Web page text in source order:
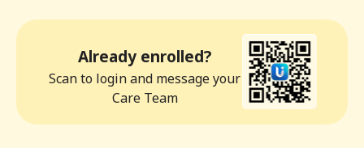
Already enrolled?
Scan to login and message your
Care Team